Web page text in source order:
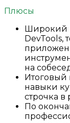
Плюсы
Широкий
DevTools,
на
Итоговый
навыки
строчка в
По